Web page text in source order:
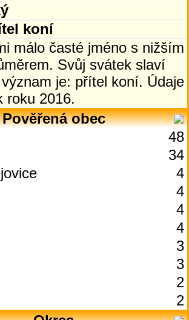
koní
málo časté jméno s nižším
Svůj svátek slaví
je: přítel koní. Údaje
roku 2016.
Pověřená obec
48
34
4
4
4
4
3
3
2
2